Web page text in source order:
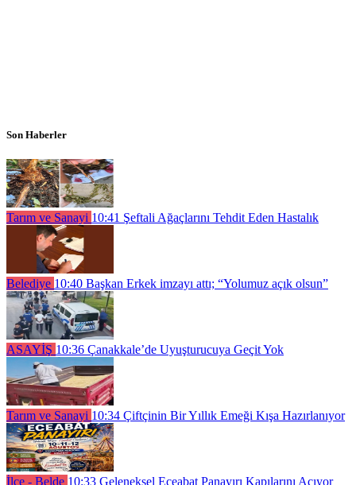
Son Haberler
Tarım ve Sanayi 10:41 Şeftali Ağaçlarını Tehdit Eden Hastalık
Belediye 10:40 Başkan Erkek imzayı attı; “Yolumuz açık olsun”
ASAYİŞ 10:36 Çanakkale’de Uyuşturucuya Geçit Yok
Tarım ve Sanayi 10:34 Çiftçinin Bir Yıllık Emeği Kışa Hazırlanıyor
İlçe - Belde 10:33 Geleneksel Eceabat Panayırı Kapılarını Açıyor